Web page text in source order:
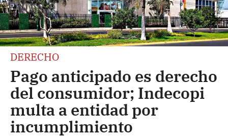
DERECHO
Pago anticipado es derecho
del consumidor; Indecopi
multa a entidad por
incumplimiento